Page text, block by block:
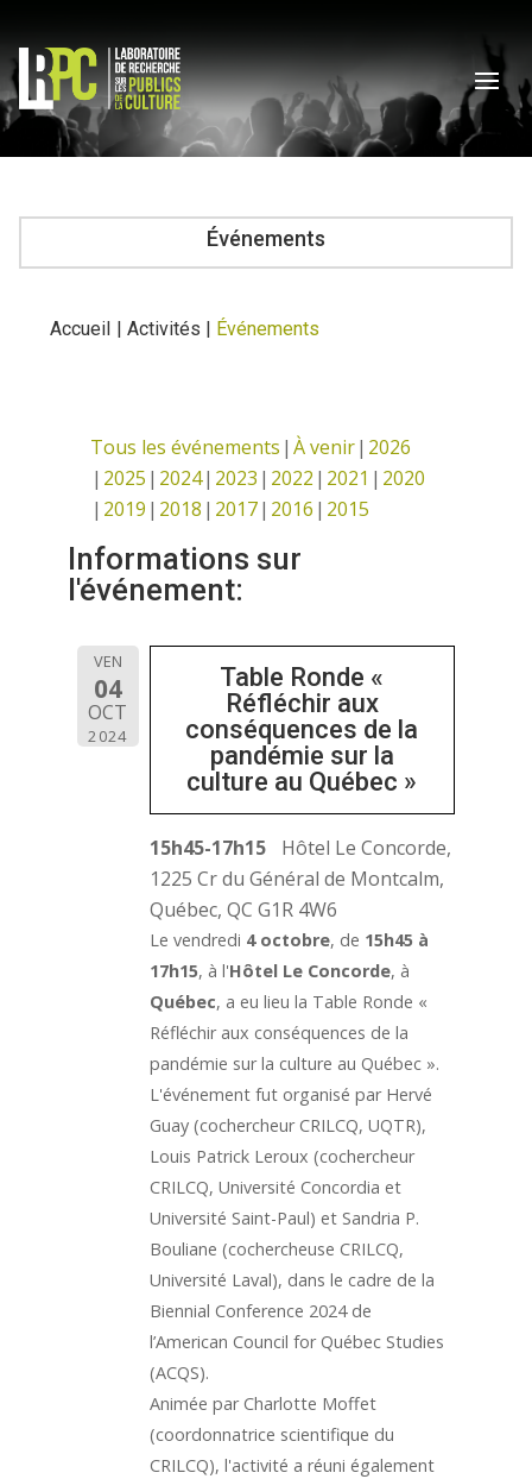
Événements
Accueil | Activités | Événements
Tous les événements À venir 2026
2025 2024 2023 2022 2021
2020
2019 2018 2017 2016 2015
Informations sur
l'événement:
VEN
04
OCT
2024
Table Ronde «
Réfléchir aux
conséquences de la
pandémie sur la
culture au Québec »
15h45-17h15
Hôtel Le Concorde,
1225 Cr du Général de Montcalm,
Québec, QC G1R 4W6
Le vendredi 4 octobre, de 15h45 à
17h15, à l'Hôtel Le Concorde, à
Québec, a eu lieu la Table Ronde «
Réfléchir aux conséquences de la
pandémie sur la culture au Québec ».
L'événement fut organisé par Hervé
Guay (cochercheur CRILCQ, UQTR),
Louis Patrick Leroux (cochercheur
CRILCQ, Université Concordia et
Université Saint-Paul) et Sandria P.
Bouliane (cochercheuse CRILCQ,
Université Laval), dans le cadre de la
Biennial Conference 2024 de
l’American Council for Québec Studies
(ACQS).
Animée par Charlotte Moffet
(coordonnatrice scientifique du
CRILCQ), l'activité a réuni également